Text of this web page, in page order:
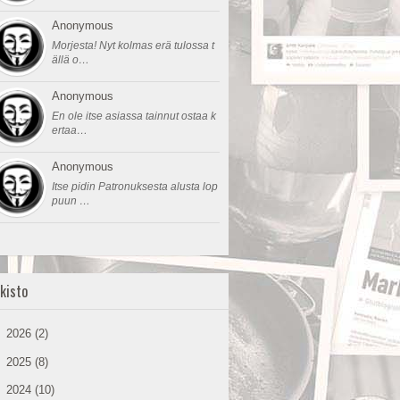
Anonymous
Morjesta! Nyt kolmas erä tulossa t
ällä o…
Anonymous
En ole itse asiassa tainnut ostaa k
ertaa…
Anonymous
Itse pidin Patronuksesta alusta lop
puun …
2026 (2)
2025 (8)
2024 (10)